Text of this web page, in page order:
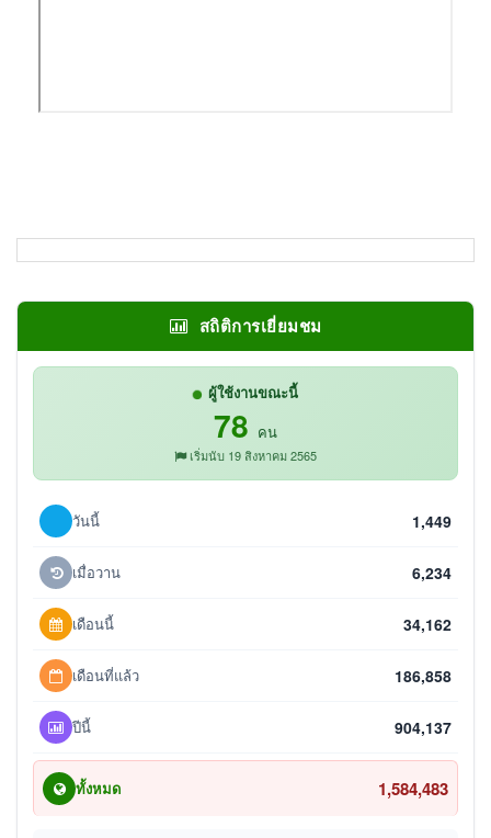
สถิติการเยี่ยมชม
ผู้ใช้งานขณะนี้
78 คน
เริ่มนับ 19 สิงหาคม 2565
วันนี้ 1,449
เมื่อวาน 6,234
เดือนนี้ 34,162
เดือนที่แล้ว 186,858
ปีนี้ 904,137
ทั้งหมด 1,584,483